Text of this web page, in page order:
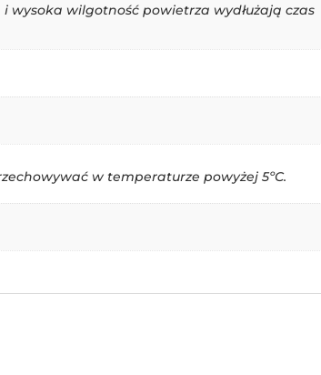
i wysoka wilgotność powietrza wydłużają czas
w temperaturze powyżej 5ºC.